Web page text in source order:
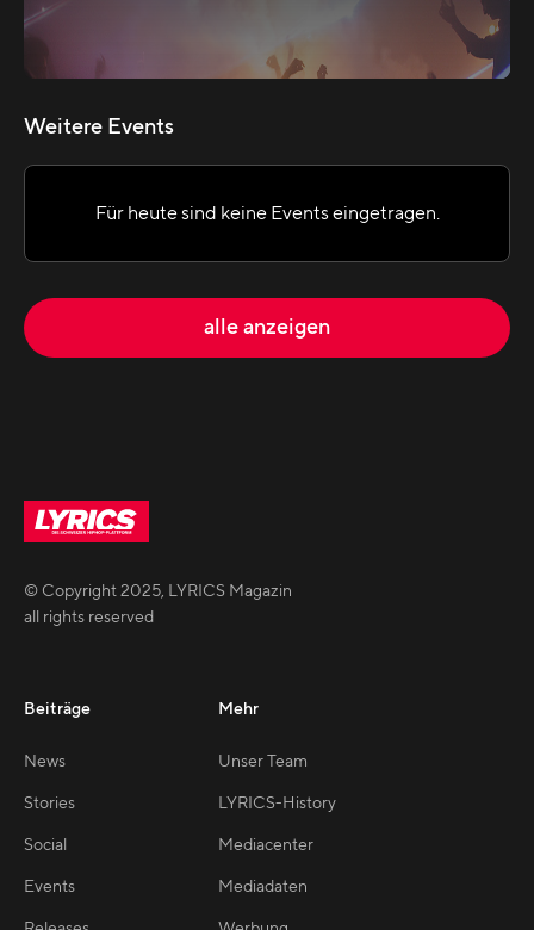
Weitere Events
Für heute sind keine Events eingetragen.
alle anzeigen
© Copyright2025, LYRICS Magazin
all rights reserved
Beiträge
News
Stories
Social
Events
Mehr
Unser Team
LYRICS-History
Mediacenter
Mediadaten